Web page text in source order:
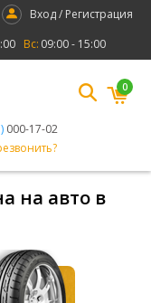
Вход / Регистрация
Вс: 09:00 - 15:00
000-17-02
0
на авто в